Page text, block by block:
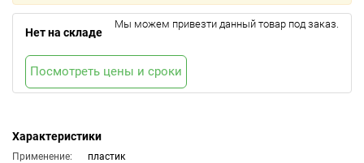
Характеристики
Применение:
пластик
Нет на складе
Мы можем привезти данный товар под заказ.
Посмотреть цены и сроки